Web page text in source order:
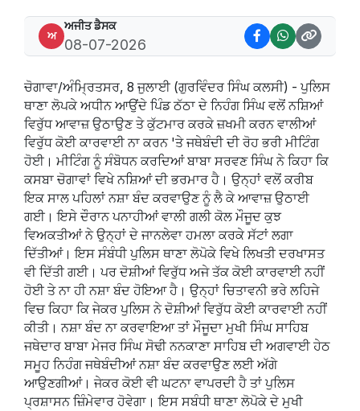
ਅ
ਅਜੀਤ ਡੈਸਕ
08-07-2026
ਚੋਗਾਵਾ/ਅੰਮ੍ਰਿਤਸਰ, 8 ਜੁਲਾਈ (ਗੁਰਵਿੰਦਰ ਸਿੰਘ ਕਲਸੀ) - ਪੁਲਿਸ
ਥਾਣਾ ਲੋਪਕੇ ਅਧੀਨ ਆਉਂਦੇ ਪਿੰਡ ਠੱਠਾ ਦੇ ਨਿਹੰਗ ਸਿੰਘ ਵਲੋਂ ਨਸ਼ਿਆਂ
ਵਿਰੁੱਧ ਆਵਾਜ਼ ਉਠਾਉਣ ਤੇ ਕੁੱਟਮਾਰ ਕਰਕੇ ਜ਼ਖਮੀ ਕਰਨ ਵਾਲੀਆਂ
ਵਿਰੁੱਧ ਕੋਈ ਕਾਰਵਾਈ ਨਾ ਕਰਨ 'ਤੇ ਜਥੇਬੰਦੀ ਦੀ ਰੋਹ ਭਰੀ ਮੀਟਿੰਗ
ਹੋਈ। ਮੀਟਿੰਗ ਨੂੰ ਸੰਬੋਧਨ ਕਰਦਿਆਂ ਬਾਬਾ ਸਰਵਣ ਸਿੰਘ ਨੇ ਕਿਹਾ ਕਿ
ਕਸਬਾ ਚੋਗਾਵਾਂ ਵਿਖੇ ਨਸ਼ਿਆਂ ਦੀ ਭਰਮਾਰ ਹੈ। ਉਨ੍ਹਾਂ ਵਲੋਂ ਕਰੀਬ
ਇਕ ਸਾਲ ਪਹਿਲਾਂ ਨਸ਼ਾ ਬੰਦ ਕਰਵਾਉਣ ਨੂੰ ਲੈ ਕੇ ਆਵਾਜ਼ ਉਠਾਈ
ਗਈ। ਇਸੇ ਦੌਰਾਨ ਪਨਾਹੀਆਂ ਵਾਲੀ ਗਲੀ ਕੋਲ ਮੌਜੂਦ ਕੁਝ
ਵਿਅਕਤੀਆਂ ਨੇ ਉਨ੍ਹਾਂ ਦੇ ਜਾਨਲੇਵਾ ਹਮਲਾ ਕਰਕੇ ਸੱਟਾਂ ਲਗਾ
ਦਿੱਤੀਆਂ। ਇਸ ਸੰਬੰਧੀ ਪੁਲਿਸ ਥਾਣਾ ਲੋਪੋਕੇ ਵਿਖੇ ਲਿਖਤੀ ਦਰਖਾਸਤ
ਵੀ ਦਿੱਤੀ ਗਈ‌। ਪਰ ਦੋਸ਼ੀਆਂ ਵਿਰੁੱਧ ਅਜੇ ਤੱਕ ਕੋਈ ਕਾਰਵਾਈ ਨਹੀਂ
ਹੋਈ ਤੇ ਨਾ ਹੀ ਨਸ਼ਾ ਬੰਦ ਹੋਇਆ ਹੈ। ਉਨ੍ਹਾਂ ਚਿਤਾਵਨੀ ਭਰੇ ਲਹਿਜੇ
ਵਿਚ ਕਿਹਾ ਕਿ ਜੇਕਰ ਪੁਲਿਸ ਨੇ ਦੋਸ਼ੀਆਂ ਵਿਰੁੱਧ ਕੋਈ ਕਾਰਵਾਈ ਨਹੀਂ
ਕੀਤੀ। ਨਸ਼ਾ ਬੰਦ ਨਾ ਕਰਵਾਇਆ ਤਾਂ ਮੌਜੂਦਾ ਮੁਖੀ ਸਿੰਘ ਸਾਹਿਬ
ਜਥੇਦਾਰ ਬਾਬਾ ਮੇਜਰ ਸਿੰਘ ਸੋਢੀ ਨਨਕਾਣਾ ਸਾਹਿਬ ਦੀ ਅਗਵਾਈ ਹੇਠ
ਸਮੂਹ ਨਿਹੰਗ ਜਥੇਬੰਦੀਆਂ ਨਸ਼ਾ ਬੰਦ ਕਰਵਾਉਣ ਲਈ ਅੱਗੇ
ਆਉਣਗੀਆਂ। ਜੇਕਰ ਕੋਈ ਵੀ ਘਟਨਾ ਵਾਪਰਦੀ ਹੈ ਤਾਂ ਪੁਲਿਸ
ਪ੍ਰਸ਼ਾਸਨ ਜ਼ਿੰਮੇਵਾਰ ਹੋਵੇਗਾ। ਇਸ ਸਬੰਧੀ ਥਾਣਾ ਲੋਪੋਕੇ ਦੇ ਮੁਖੀ